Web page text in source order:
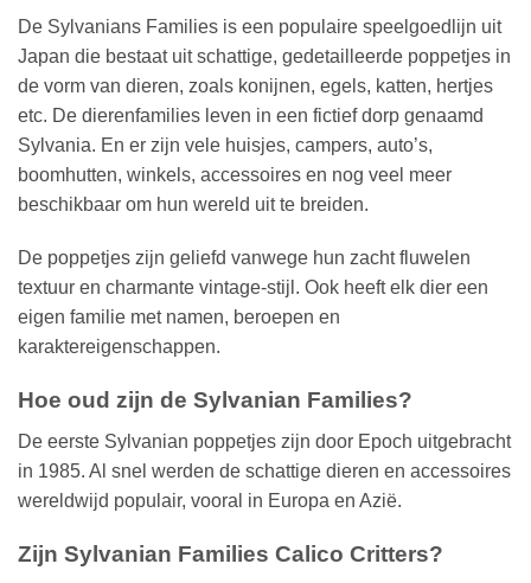
De Sylvanians Families is een populaire speelgoedlijn uit
Japan die bestaat uit schattige, gedetailleerde poppetjes in
de vorm van dieren, zoals konijnen, egels, katten, hertjes
etc. De dierenfamilies leven in een fictief dorp genaamd
Sylvania. En er zijn vele huisjes, campers, auto’s,
boomhutten, winkels, accessoires en nog veel meer
beschikbaar om hun wereld uit te breiden.
De poppetjes zijn geliefd vanwege hun zacht fluwelen
textuur en charmante vintage-stijl. Ook heeft elk dier een
eigen familie met namen, beroepen en
karaktereigenschappen.
Hoe oud zijn de Sylvanian Families?
De eerste Sylvanian poppetjes zijn door Epoch uitgebracht
in 1985. Al snel werden de schattige dieren en accessoires
wereldwijd populair, vooral in Europa en Azië.
Zijn Sylvanian Families Calico Critters?